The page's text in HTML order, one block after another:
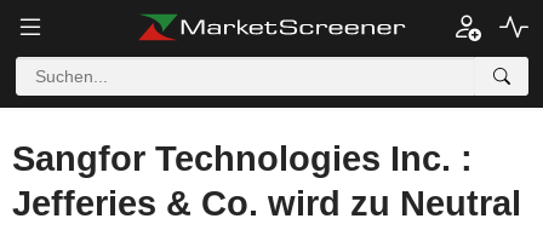
Sangfor Technologies Inc. :
Jefferies & Co. wird zu Neutral